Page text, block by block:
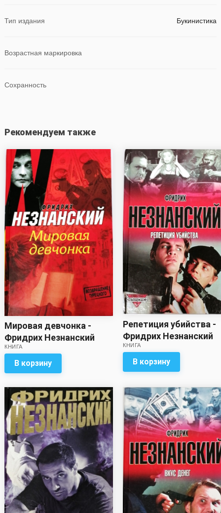
Тип издания Букинистика
Возрастная маркировка
Сохранность
Рекомендуем также
Мировая девчонка -
Фридрих Незнанский
КНИГА
В корзину
Репетиция убийства -
Фридрих Незнанский
КНИГА
В корзину